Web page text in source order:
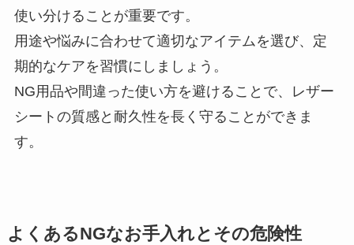
使い分けることが重要です。
用途や悩みに合わせて適切なアイテムを選び、定
期的なケアを習慣にしましょう。
NG用品や間違った使い方を避けることで、レザー
シートの質感と耐久性を長く守ることができま
す。
よくあるNGなお手入れとその危険性